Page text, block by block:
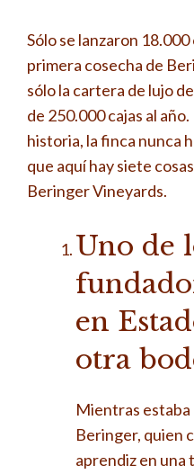
Sólo se lanzaron
primera cosecha de
sólo la cartera de lujo
de 250.000 cajas al
historia, la finca nunca
que aquí hay siete
Beringer Vineyards.
Uno de
en
otra
Mientras estaba
Beringer, quien
aprendiz en una